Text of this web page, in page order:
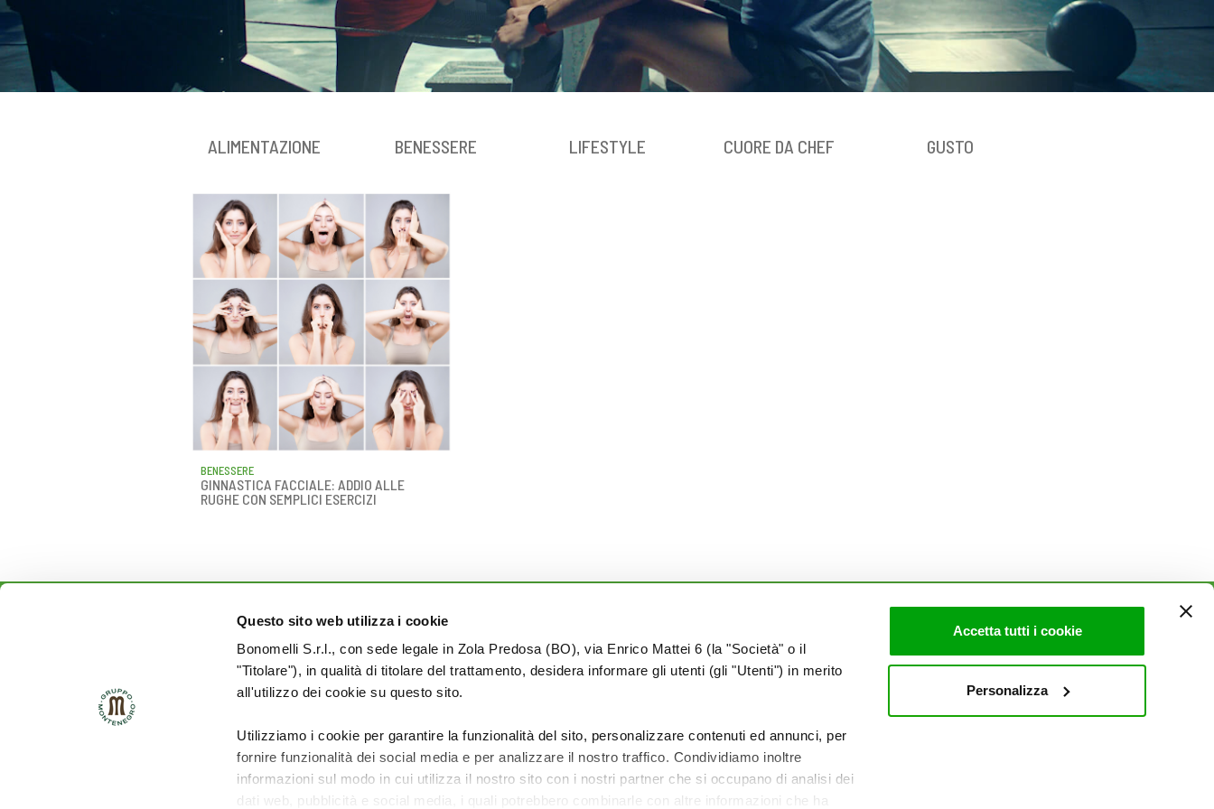
Questo sito web utilizza i cookie
Bonomelli S.r.l., con sede legale in Zola Predosa (BO), via Enrico Mattei 6 (la "Società" o il
"Titolare"), in qualità di titolare del trattamento, desidera informare gli utenti (gli "Utenti") in merito
all'utilizzo dei cookie su questo sito.
Utilizziamo i cookie per garantire la funzionalità del sito, personalizzare contenuti ed annunci, per
fornire funzionalità dei social media e per analizzare il nostro traffico. Condividiamo inoltre
informazioni sul modo in cui utilizza il nostro sito con i nostri partner che si occupano di analisi dei
dati web, pubblicità e social media, i quali potrebbero combinarle con altre informazioni che ha
Accetta tutti i cookie
Personalizza
ALIMENTAZIONE BENESSERE LIFESTYLE CUORE DA CHEF GUSTO
BENESSERE
GINNASTICA FACCIALE: ADDIO ALLE
RUGHE CON SEMPLICI ESERCIZI
Rimani aggiornato sulle
novità del mondo Cuore:
SEGUICI SU:
PRIVACY
Termini e condizioni
AZIENDA
Politica Ambientale & Sicurezza